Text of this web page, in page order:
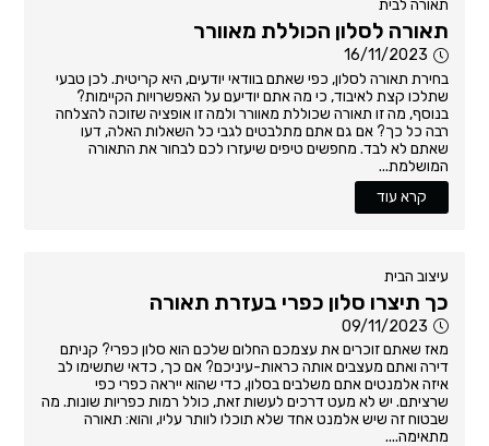
תאורה לבית
תאורה לסלון הכוללת מאוורר
16/11/2023
בחירת תאורה לסלון, כפי שאתם בוודאי יודעים, היא קריטית. לכן טבעי
שתלכו קצת לאיבוד, כי מה אתם יודיעם על האפשרויות הקיימות?
בנוסף, מה זו תאורה שכוללת מאוורר ולמה זו אופציה שזוכה להצלחה
רבה כל כך? אם גם אתם מתלבטים לגבי כל השאלות האלה, דעו
שאתם לא לבד. מחפשים טיפים שיעזרו לכם לבחור את התאורה
המושלמת...
קרא עוד
עיצוב הבית
כך תיצרו סלון כפרי בעזרת תאורה
09/11/2023
מאז שאתם זוכרים את עצמכם החלום שלכם הוא סלון כפרי? קניתם
דירה ואתם מעצבים אותה כראות-עיניכם? אם כך, כדאי שתשימו לב
איזה אלמנטים אתם משלבים בסלון, כדי שהוא ייראה כפרי כפי
שרציתם. יש לא מעט דרכים לעשות זאת, כולל רמות כפריות שונות. מה
שבטוח זה שיש אלמנט אחד שלא תוכלו לוותר עליו, והוא: תאורה
מתאימה....